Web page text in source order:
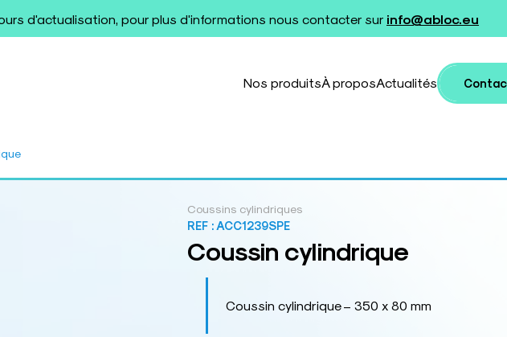
d'actualisation, pour plus d'informations nous contacter sur info@abloc.eu
Nos produitsÀ proposActualités
Coussins cylindriques
REF : ACC1239SPE
Coussin cylindrique
Coussin cylindrique – 350 x 80 mm